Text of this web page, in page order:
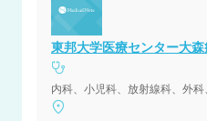
東邦大学医療センター大森
内科、小児科、放射線科、外